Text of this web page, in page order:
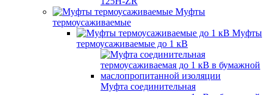
Муфты
термоусаживаемые
Муфты
термоусаживаемые до 1 кВ
Муфта соединительная